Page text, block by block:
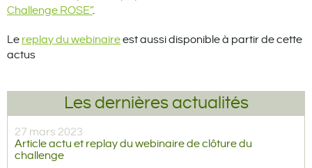
Challenge ROSE”.
Le replay du webinaireest aussi disponible à partir de cette
actus
Les dernières actualités
Article actu et replay du webinaire de clôture du
challenge
27 mars 2023